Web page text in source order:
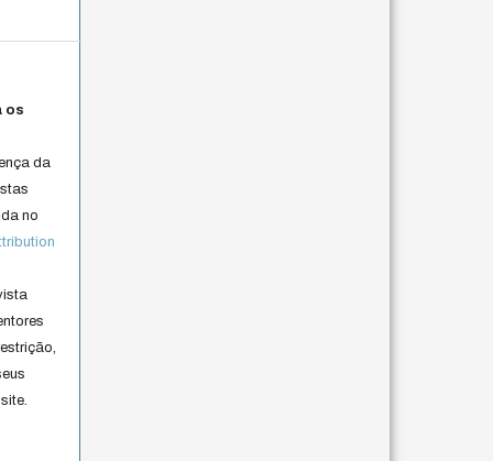
os
da
no